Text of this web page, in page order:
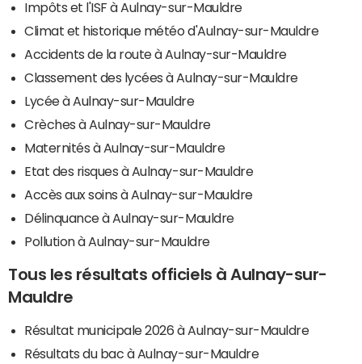
Impôts et l'ISF à Aulnay-sur-Mauldre
Climat et historique météo d'Aulnay-sur-Mauldre
Accidents de la route à Aulnay-sur-Mauldre
Classement des lycées à Aulnay-sur-Mauldre
Lycée à Aulnay-sur-Mauldre
Crèches à Aulnay-sur-Mauldre
Maternités à Aulnay-sur-Mauldre
Etat des risques à Aulnay-sur-Mauldre
Accès aux soins à Aulnay-sur-Mauldre
Délinquance à Aulnay-sur-Mauldre
Pollution à Aulnay-sur-Mauldre
Tous les résultats officiels à Aulnay-sur-
Mauldre
Résultat municipale 2026 à Aulnay-sur-Mauldre
Résultats du bac à Aulnay-sur-Mauldre